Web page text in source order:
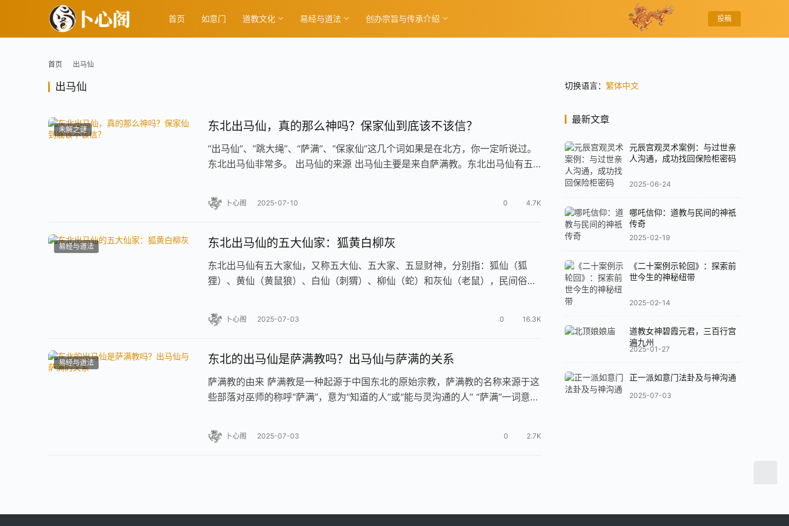
首页 如意门 道教文化 易经与道法 创办宗旨与传承介绍 投稿
首页 出马仙
出马仙
未解之谜 东北出马仙，真的那么神吗？保家仙到底该不该信？
“出马仙”、“跳大绳”、“萨满”、“保家仙”这几个词如果是在北方，你一定听说过。
东北出马仙非常多。 出马仙的来源 出马仙主要是来自萨满教。东北出马仙有五
卜心阁 2025-07-10 0 4.7K
易经与道法 东北出马仙的五大仙家：狐黄白柳灰
东北出马仙有五大家仙，又称五大仙、五大家、五显财神，分别指：狐仙（狐
狸）、黄仙（黄鼠狼）、白仙（刺猬）、柳仙（蛇）和灰仙（老鼠），民间俗称
卜心阁 2025-07-03 0 16.3K
易经与道法 东北的出马仙是萨满教吗？出马仙与萨满的关系
萨满教的由来 ‌萨满教‌是一种起源于中国东北的原始宗教，萨满教的名称来源于这
些部落对巫师的称呼“萨满”，意为“知道的人”或“能与灵沟通的人”‌ “萨满”一词意为
卜心阁 2025-07-03 0 2.7K
切换语言： 繁体中文
最新文章
元辰宫观灵术案例：与过世亲
人沟通，成功找回保险柜密码
2025-06-24
哪吒信仰：道教与民间的神祇
传奇
2025-02-19
《二十案例示轮回》：探索前
世今生的神秘纽带
2025-02-14
道教女神碧霞元君，三百行宫
遍九州
2025-01-27
正一派如意门法卦及与神沟通
2025-07-03